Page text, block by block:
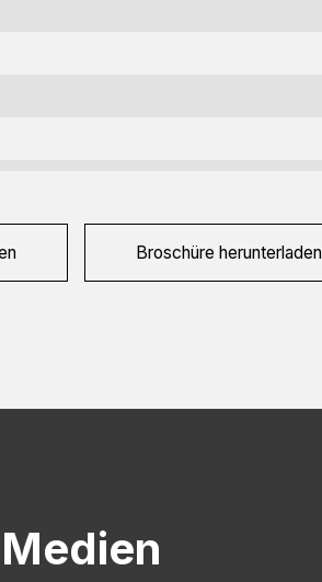
Broschüre herunterladen
Medien